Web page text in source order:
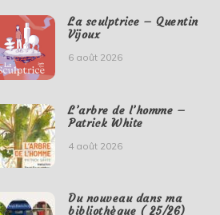
La sculptrice – Quentin
Vijoux
6 août 2026
L’arbre de l’homme –
Patrick White
4 août 2026
Du nouveau dans ma
bibliothèque ( 25/26)